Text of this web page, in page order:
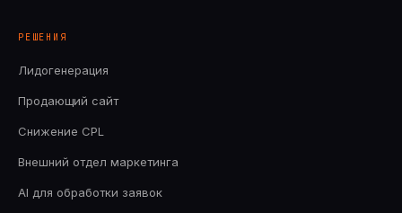
РЕШЕНИЯ
Лидогенерация
Продающий сайт
Снижение CPL
Внешний отдел маркетинга
AI для обработки заявок